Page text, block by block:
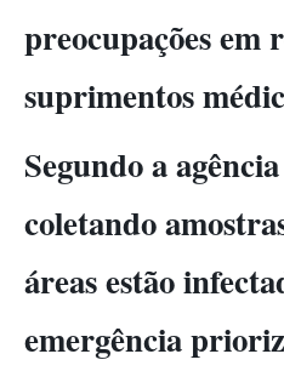
preocupações em
suprimentos
Segundo a
coletando
áreas estão
emergência